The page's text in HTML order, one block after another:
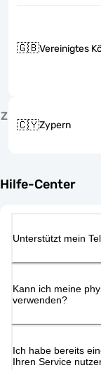
🇬🇧Vereinigtes
Z
🇨🇾Zypern
Hilfe-Center
Unterstützt mein
Kann ich meine
verwenden?
Ich habe bereits
Ihren Service